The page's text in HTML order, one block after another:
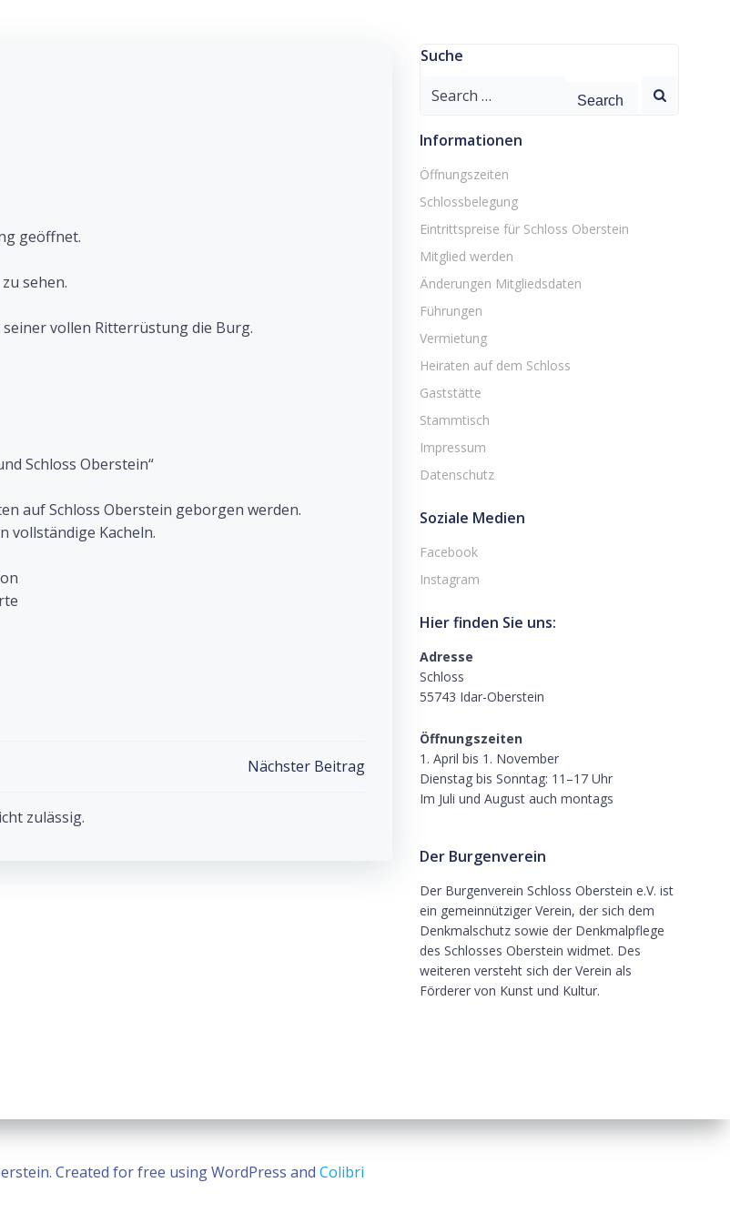
geöffnet.
sehen.
vollen Ritterrüstung die Burg.
Schloss Oberstein“
auf Schloss Oberstein geborgen werden.
vollständige Kacheln.
Nächster Beitrag
zulässig.
Suche
Search
Informationen
Öffnungszeiten
Schlossbelegung
Eintrittspreise für Schloss Oberstein
Mitglied werden
Änderungen Mitgliedsdaten
Führungen
Vermietung
Heiraten auf dem Schloss
Gaststätte
Stammtisch
Impressum
Datenschutz
Soziale Medien
Facebook
Instagram
Hier finden Sie uns:
Adresse
Schloss
55743 Idar-Oberstein
Öffnungszeiten
1. April bis 1. November
Dienstag bis Sonntag: 11–17 Uhr
Im Juli und August auch montags
Der Burgenverein
Der Burgenverein Schloss Oberstein e.V. ist
ein gemeinnütziger Verein, der sich dem
Denkmalschutz sowie der Denkmalpflege
des Schlosses Oberstein widmet. Des
weiteren versteht sich der Verein als
Förderer von Kunst und Kultur.
Created for free using WordPress and Colibri